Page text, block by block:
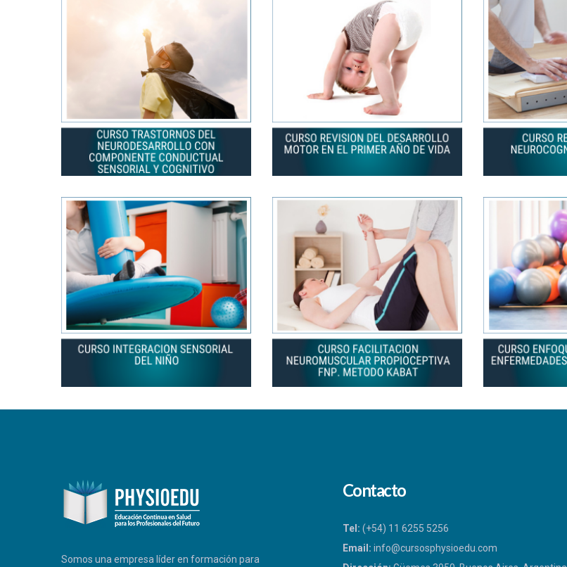
Somos una empresa líder en formación para
PHYSIOEDU
Respondemos a la brevedad
Contacto
Tel: (+54) 11 6255 5256
Email: info@cursosphysioedu.com